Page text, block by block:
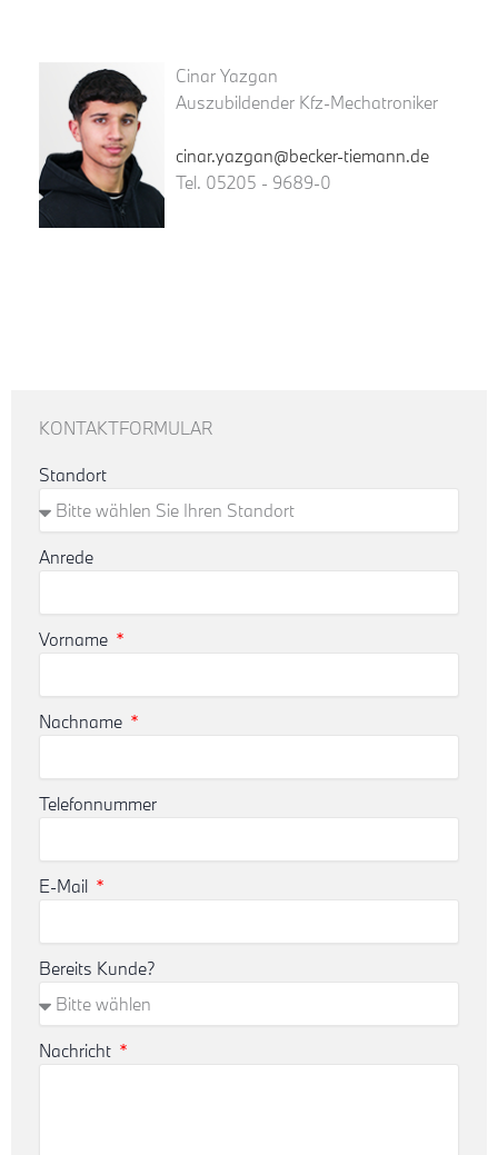
Cinar Yazgan
Auszubildender Kfz-Mechatroniker
cinar.yazgan@becker-tiemann.de
Tel. 05205 - 9689-0
KONTAKTFORMULAR
Standort
Anrede
Vorname
Nachname
Telefonnummer
E-Mail
Bereits Kunde?
Nachricht